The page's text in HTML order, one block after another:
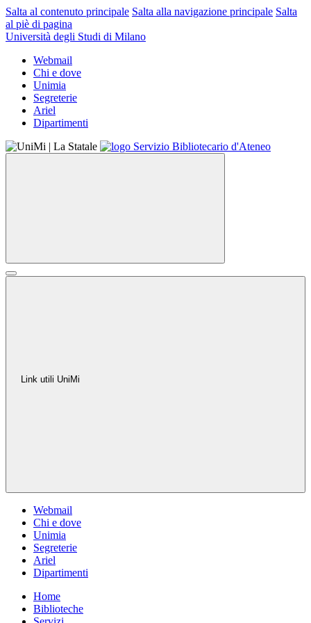
Salta al contenuto principale Salta alla navigazione principale Salta
al piè di pagina
Università degli Studi di Milano
Webmail
Chi e dove
Unimia
Segreterie
Ariel
Dipartimenti
Link utili UniMi
Webmail
Chi e dove
Unimia
Segreterie
Ariel
Dipartimenti
Home
Biblioteche